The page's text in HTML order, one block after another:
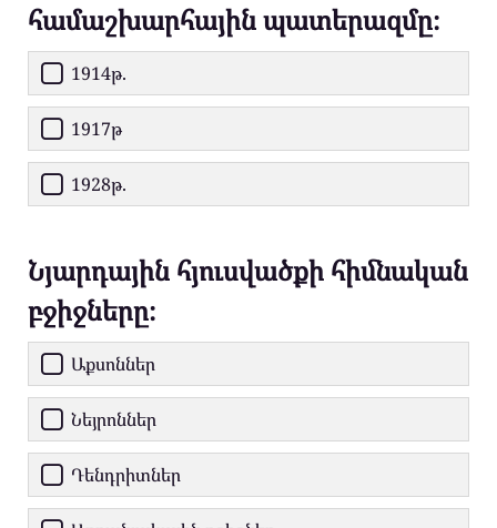
համաշխարհային պատերազմը։
1914թ.
1917թ
1928թ.
Նյարդային հյուսվածքի հիմնական
բջիջները։
Աքսոններ
Նեյրոններ
Դենդրիտներ